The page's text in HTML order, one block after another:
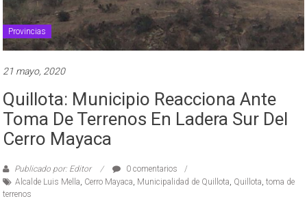
Provincias
21 mayo, 2020
Quillota: Municipio Reacciona Ante
Toma De Terrenos En Ladera Sur Del
Cerro Mayaca
Publicado por: Editor
0 comentarios
Alcalde Luis Mella Cerro Mayaca Municipalidad de Quillota Quillota ,toma de
terrenos